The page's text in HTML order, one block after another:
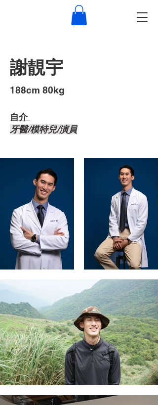
謝靚宇
​188cm 80kg
自介 ​
牙醫/模特兒/演員